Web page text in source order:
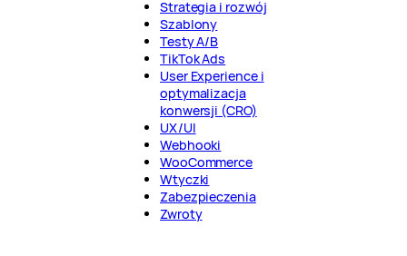
Strategia i rozwój
Szablony
Testy A/B
TikTok Ads
User Experience i
optymalizacja
konwersji (CRO)
UX/UI
Webhooki
WooCommerce
Wtyczki
Zabezpieczenia
Zwroty